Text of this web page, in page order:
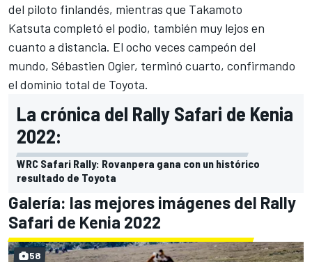
del piloto finlandés, mientras que Takamoto
Katsuta completó el podio, también muy lejos en
cuanto a distancia. El ocho veces campeón del
mundo, Sébastien Ogier, terminó cuarto, confirmando
el dominio total de Toyota.
La crónica del Rally Safari de Kenia
2022:
WRC Safari Rally: Rovanpera gana con un histórico
resultado de Toyota
Galería: las mejores imágenes del Rally
Safari de Kenia 2022
58